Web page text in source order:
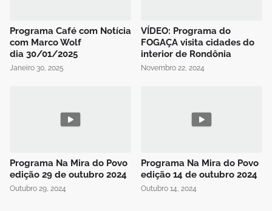
Programa Café com Notícia
com Marco Wolf
dia 30/01/2025
Janeiro 30, 2025
VÍDEO: Programa do
FOGAÇA visita cidades do
interior de Rondônia
Novembro 22, 2024
Programa Na Mira do Povo
edição 29 de outubro 2024
Outubro 29, 2024
Programa Na Mira do Povo
edição 14 de outubro 2024
Outubro 14, 2024